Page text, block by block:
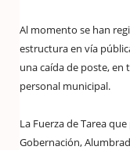
Al momento se han
estructura en vía
una caída de poste,
personal municipal.
La Fuerza de Tarea
Gobernación,